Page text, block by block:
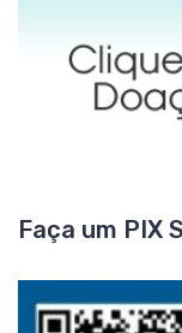
Faça um PIX